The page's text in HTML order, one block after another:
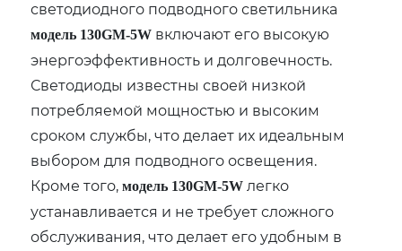
светодиодного подводного светильника
модель 130GM-5W включают его высокую
энергоэффективность и долговечность.
Светодиоды известны своей низкой
потребляемой мощностью и высоким
сроком службы, что делает их идеальным
выбором для подводного освещения.
Кроме того,модель 130GM-5W легко
устанавливается и не требует сложного
обслуживания, что делает его удобным в